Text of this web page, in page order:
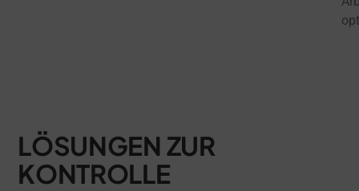
LÖSUNGEN ZUR
KONTROLLE